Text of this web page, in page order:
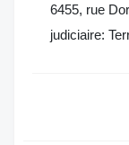
6455, rue
judiciaire: